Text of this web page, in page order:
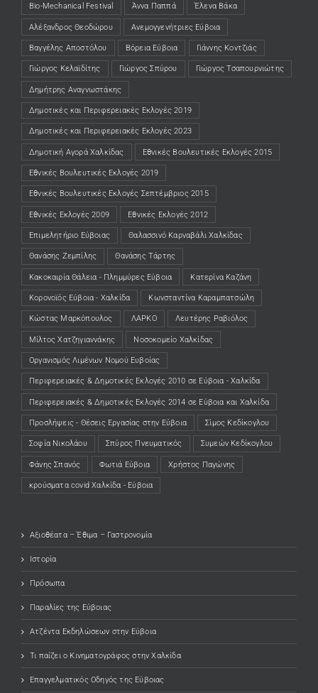
Bio-Mechanical Festival Άννα Παππά Έλενα Βάκα
Αλέξανδρος Θεοδώρου Ανεμογγενήτριες Εύβοια
Βαγγέλης Αποστόλου Βόρεια Εύβοια Γιάννης Κοντζιάς
Γιώργος Κελαϊδίτης Γιώργος Σπύρου Γιώργος Τσαπουρνιώτης
Δημήτρης Αναγνωστάκης
Δημοτικές και Περιφερειακές Εκλογές 2019
Δημοτικές και Περιφερειακές Εκλογές 2023
Δημοτική Αγορά Χαλκίδας Εθνικές Βουλευτικές Εκλογές 2015
Εθνικές Βουλευτικές Εκλογές 2019
Εθνικές Βουλευτικές Εκλογές Σεπτέμβριος 2015
Εθνικές Εκλογές 2009 Εθνικές Εκλογές 2012
Επιμελητήριο Εύβοιας Θαλασσινό Καρναβάλι Χαλκίδας
Θανάσης Ζεμπίλης Θανάσης Τάρτης
Κακοκαιρία Θάλεια - Πλημμύρες Εύβοια Κατερίνα Καζάνη
Κορονοϊός Εύβοια - Χαλκίδα Κωνσταντίνα Καραμπατσώλη
Κώστας Μαρκόπουλος ΛΑΡΚΟ Λευτέρης Ραβιόλος
Μίλτος Χατζηγιαννάκης Νοσοκομείο Χαλκίδας
Οργανισμός Λιμένων Νομού Ευβοίας
Περιφερειακές & Δημοτικές Εκλογές 2010 σε Εύβοια - Χαλκίδα
Περιφερειακές & Δημοτικές Εκλογές 2014 σε Εύβοια και Χαλκίδα
Προσλήψεις - Θέσεις Εργασίας στην Εύβοια Σίμος Κεδίκογλου
Σοφία Νικολάου Σπύρος Πνευματικός Συμεών Κεδίκογλου
Φάνης Σπανός Φωτιά Εύβοια Χρήστος Παγώνης
κρούσματα covid Χαλκίδα - Εύβοια
Αξιοθέατα – Έθιμα – Γαστρονομία
Ιστορία
Πρόσωπα
Παραλίες της Εύβοιας
Ατζέντα Εκδηλώσεων στην Εύβοια
Τι παίζει ο Κινηματογράφος στην Χαλκίδα
Επαγγελματικός Οδηγός της Εύβοιας